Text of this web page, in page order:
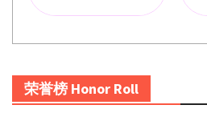
荣誉榜 Honor Roll